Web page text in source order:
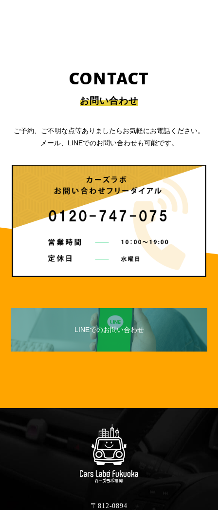
CONTACT
お問い合わせ
ご予約、ご不明な点等ありましたらお気軽にお電話ください。
メール、LINEでのお問い合わせも可能です。
LINEでのお問い合わせ
〒812-0894